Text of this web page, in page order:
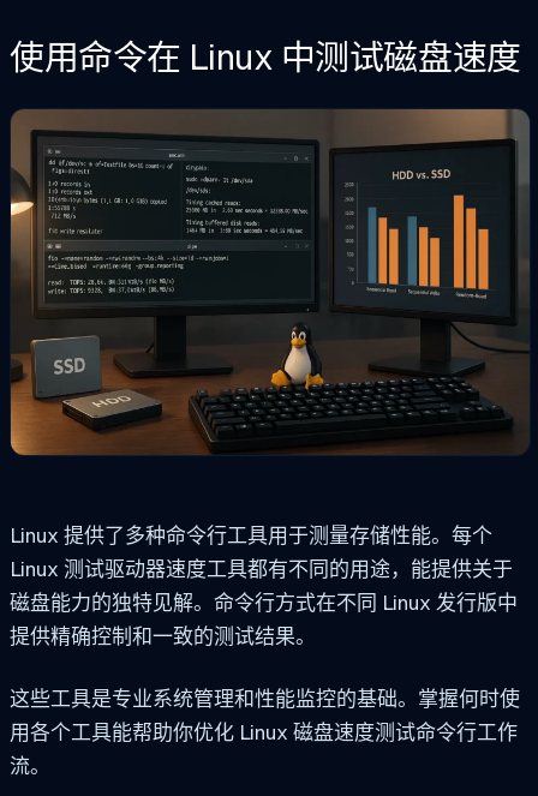
使用命令在 Linux 中测试磁盘速度
Linux 提供了多种命令行工具用于测量存储性能。每个
Linux 测试驱动器速度工具都有不同的用途，能提供关于
磁盘能力的独特见解。命令行方式在不同 Linux 发行版中
提供精确控制和一致的测试结果。
这些工具是专业系统管理和性能监控的基础。掌握何时使
用各个工具能帮助你优化 Linux 磁盘速度测试命令行工作
流。